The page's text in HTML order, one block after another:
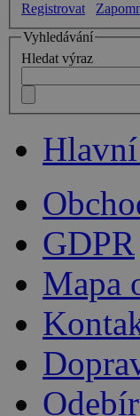
Registrovat
Vyhledávání
Hledat výraz
GDPR
Mapa